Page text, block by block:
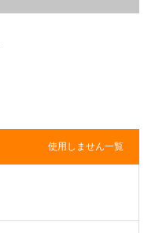
使用しません一覧